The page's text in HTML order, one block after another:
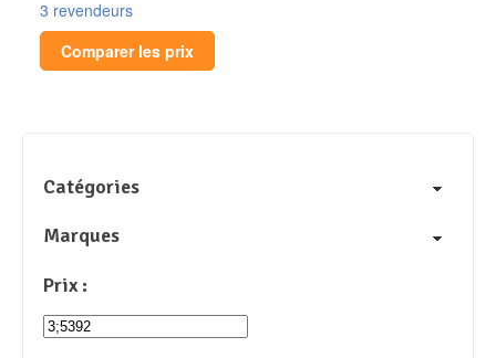
3 revendeurs
Comparer les prix
Catégories
Marques
Prix :